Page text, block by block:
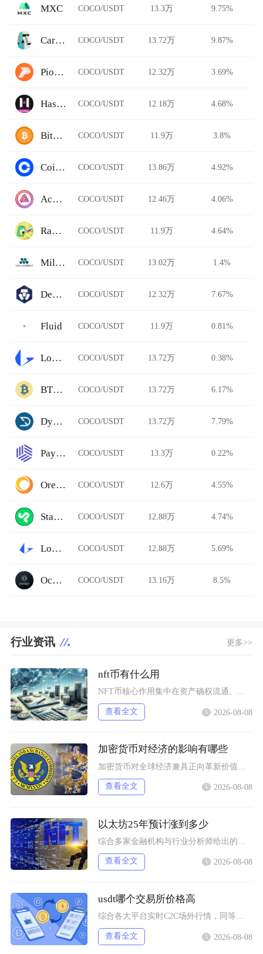
MXC COCO/USDT 13.3万 9.75%
Carbon DeFi COCO/USDT 13.72万 9.87%
Pionex COCO/USDT 12.32万 3.69%
HashKey Global COCO/USDT 12.18万 4.68%
BitFlip COCO/USDT 11.9万 3.8%
Coinbase Pro COCO/USDT 13.86万 4.92%
Acala Swap COCO/USDT 12.46万 4.06%
Rawr Trade COCO/USDT 11.9万 4.64%
Millionero COCO/USDT 13.02万 1.4%
DeFi Swap COCO/USDT 12.32万 7.67%
Fluid COCO/USDT 11.9万 0.81%
Loopring COCO/USDT 13.72万 0.38%
BTCTradeUA COCO/USDT 13.72万 6.17%
Dystopia COCO/USDT 13.72万 7.79%
Paymium COCO/USDT 13.3万 0.22%
Ore.Bz COCO/USDT 12.6万 4.55%
StarkDefi COCO/USDT 12.88万 4.74%
Loopring AMM COCO/USDT 12.88万 5.69%
Ocnex COCO/USDT 13.16万 8.5%
行业资讯 更多>>
nft币有什么用
NFT币核心作用集中在资产确权流通、生态权益兑现、金融抵押套利、身份凭证认证四大方向，既是
查看全文 2026-08-08
加密货币对经济的影响有哪些
查看全文 2026-08-08
以太坊25年预计涨到多少
查看全文 2026-08-08
usdt哪个交易所价格高
综合各大平台实时C2C场外行情，同等支付渠道下Bybit场内场外USDT卖出报价长期高于其
查看全文 2026-08-08